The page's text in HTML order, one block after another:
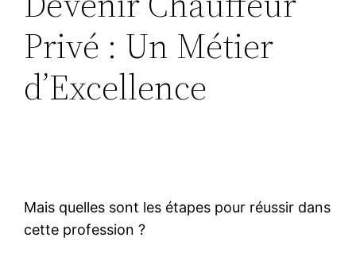
Privé : Un Métier
d’Excellence
Mais quelles sont les étapes pour réussir dans
cette profession ?